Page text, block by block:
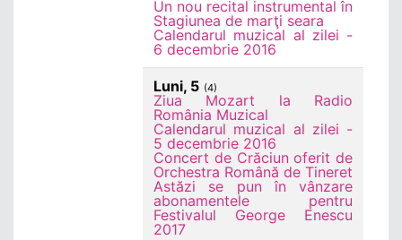
Un nou recital instrumental în
Stagiunea de marţi seara
Calendarul muzical al zilei -
6 decembrie 2016
Luni, 5 (4)
Ziua Mozart la Radio
România Muzical
Calendarul muzical al zilei -
5 decembrie 2016
Concert de Crăciun oferit de
Orchestra Română de Tineret
Astăzi se pun în vânzare
abonamentele pentru
Festivalul George Enescu
2017